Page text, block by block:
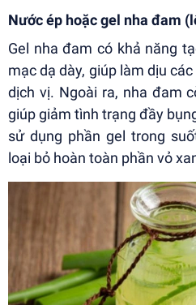
Nước ép hoặc gel nha đam
Gel nha đam có khả năng
mạc dạ dày, giúp làm dịu
dịch vị. Ngoài ra, nha đam
giúp giảm tình trạng đầy
sử dụng phần gel trong
loại bỏ hoàn toàn phần vỏ